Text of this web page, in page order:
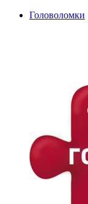
Головоломки